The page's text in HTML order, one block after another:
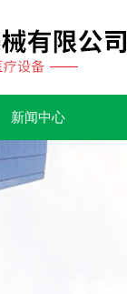
新闻中心